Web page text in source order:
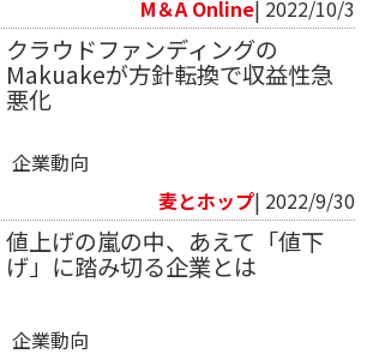
M＆A Online| 2022/10/3
クラウドファンディングの
Makuakeが方針転換で収益性急
悪化
企業動向
麦とホップ| 2022/9/30
値上げの嵐の中、あえて「値下
げ」に踏み切る企業とは
企業動向